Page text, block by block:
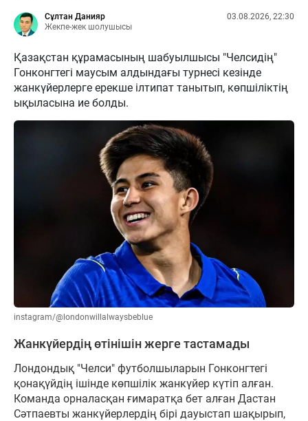
Сұлтан Данияр
Жекпе-жек шолушысы
03.08.2026, 22:30
Қазақстан құрамасының шабуылшысы "Челсидің"
Гонконгтегі маусым алдындағы турнесі кезінде
жанкүйерлерге ерекше ілтипат танытып, көпшіліктің
ықыласына ие болды.
instagram/@londonwillalwaysbeblue
Жанкүйердің өтінішін жерге тастамады
Лондондық "Челси" футболшыларын Гонконгтегі
қонақүйдің ішінде көпшілік жанкүйер күтіп алған.
Команда орналасқан ғимаратқа бет алған Дастан
Сәтпаевты жанкүйерлердің бірі дауыстап шақырып,